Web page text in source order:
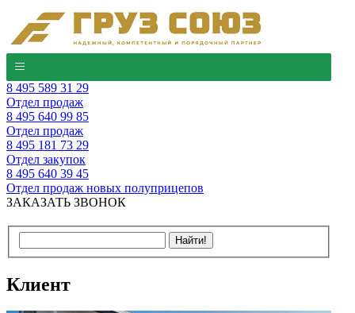
8 495 589 31 29
Отдел продаж
8 495 640 99 85
Отдел продаж
8 495 181 73 29
Отдел закупок
8 495 640 39 45
Отдел продаж новых полуприцепов
ЗАКАЗАТЬ ЗВОНОК
Клиент